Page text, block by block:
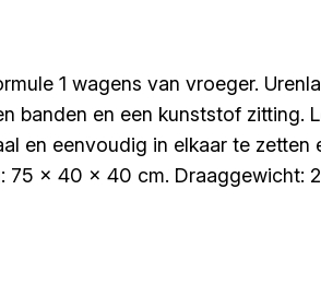
1 wagens van vroeger.
banden en een kunststof zitting.
en eenvoudig in elkaar te zetten
75 x 40 x 40 cm. Draaggewicht: